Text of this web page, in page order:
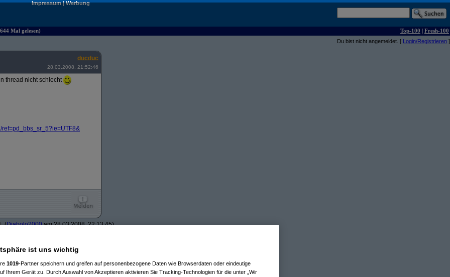
Impressum|Werbung
Mal gelesen) Top-100 | Fresh-100
Du bist nicht angemeldet. [ Login/Registrieren ]
ducduc
28.03.2008, 21:52:46
thread nicht schlecht
ref=pd_bbs_sr_5?ie=UTF8&
(Diabolo2000am 28.03.2008, 22:13:45)
ist uns wichtig
1019-Partner speichern und greifen auf personenbezogene Daten wie Browserdaten oder eindeutige
Ihrem Gerät zu. Durch Auswahl von Akzeptieren aktivieren Sie Tracking-Technologien für die unter „Wir